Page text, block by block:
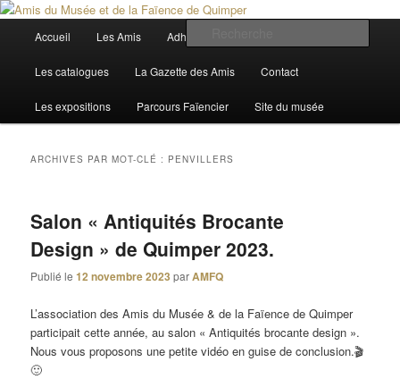
Aller
contenu
principal
Aller
contenu
secondaireAmis du Musée et de la Faïence de
Quimper
Trois siècles de tradition faïencière
principal
Accueil Les Amis Adhérer
Les catalogues La Gazette des Amis Contact
Les expositions Parcours Faïencier Site du musée
ARCHIVES PAR MOT-CLÉ : PENVILLERS
Salon « Antiquités Brocante
Design » de Quimper 2023.
Publié le12 novembre 2023 parAMFQ
L’association des Amis du Musée & de la Faïence de Quimper
participait cette année, au salon « Antiquités brocante design ».
Nous vous proposons une petite vidéo en guise de conclusion.🎬
🙂